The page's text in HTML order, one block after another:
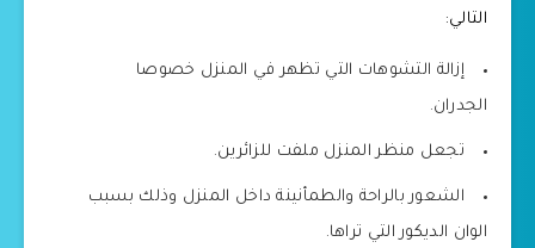
التالي:
إزالة التشوهات التي تظهر في المنزل خصوصا
الجدران.
تجعل منظر المنزل ملفت للزائرين.
الشعور بالراحة والطمأنينة داخل المنزل وذلك بسبب
الوان الديكور التي تراها.